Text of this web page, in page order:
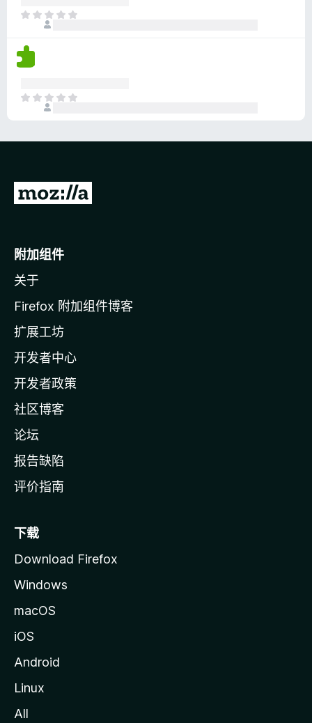
目
尚
无
目
无
转
o
i
l
a
主
页
附加组件
关于
Firefox 附加组件博客
扩展工坊
开发者中心
开发者政策
社区博客
论坛
报告缺陷
评价指南
下载
Download Firefox
Windows
macOS
iOS
Android
Linux
All